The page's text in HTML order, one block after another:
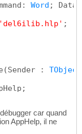
Word ;
'del6ilib.hlp' ;
(Sender : TObject
car quand
AppHelp, il ne